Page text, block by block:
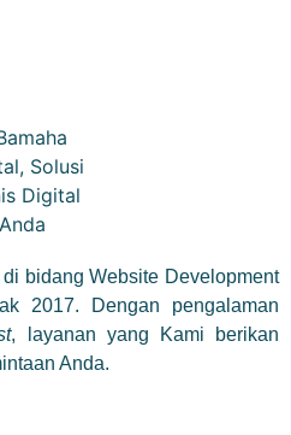
bidang Website Development
2017. Dengan pengalaman
, layanan yang Kami berikan
Anda.